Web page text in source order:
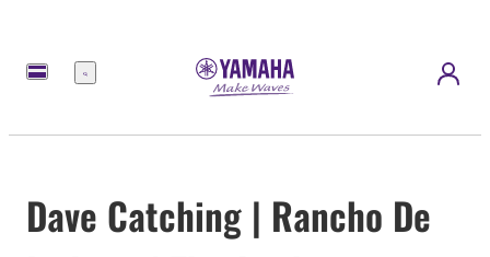
Menú
Dave Catching | Rancho De